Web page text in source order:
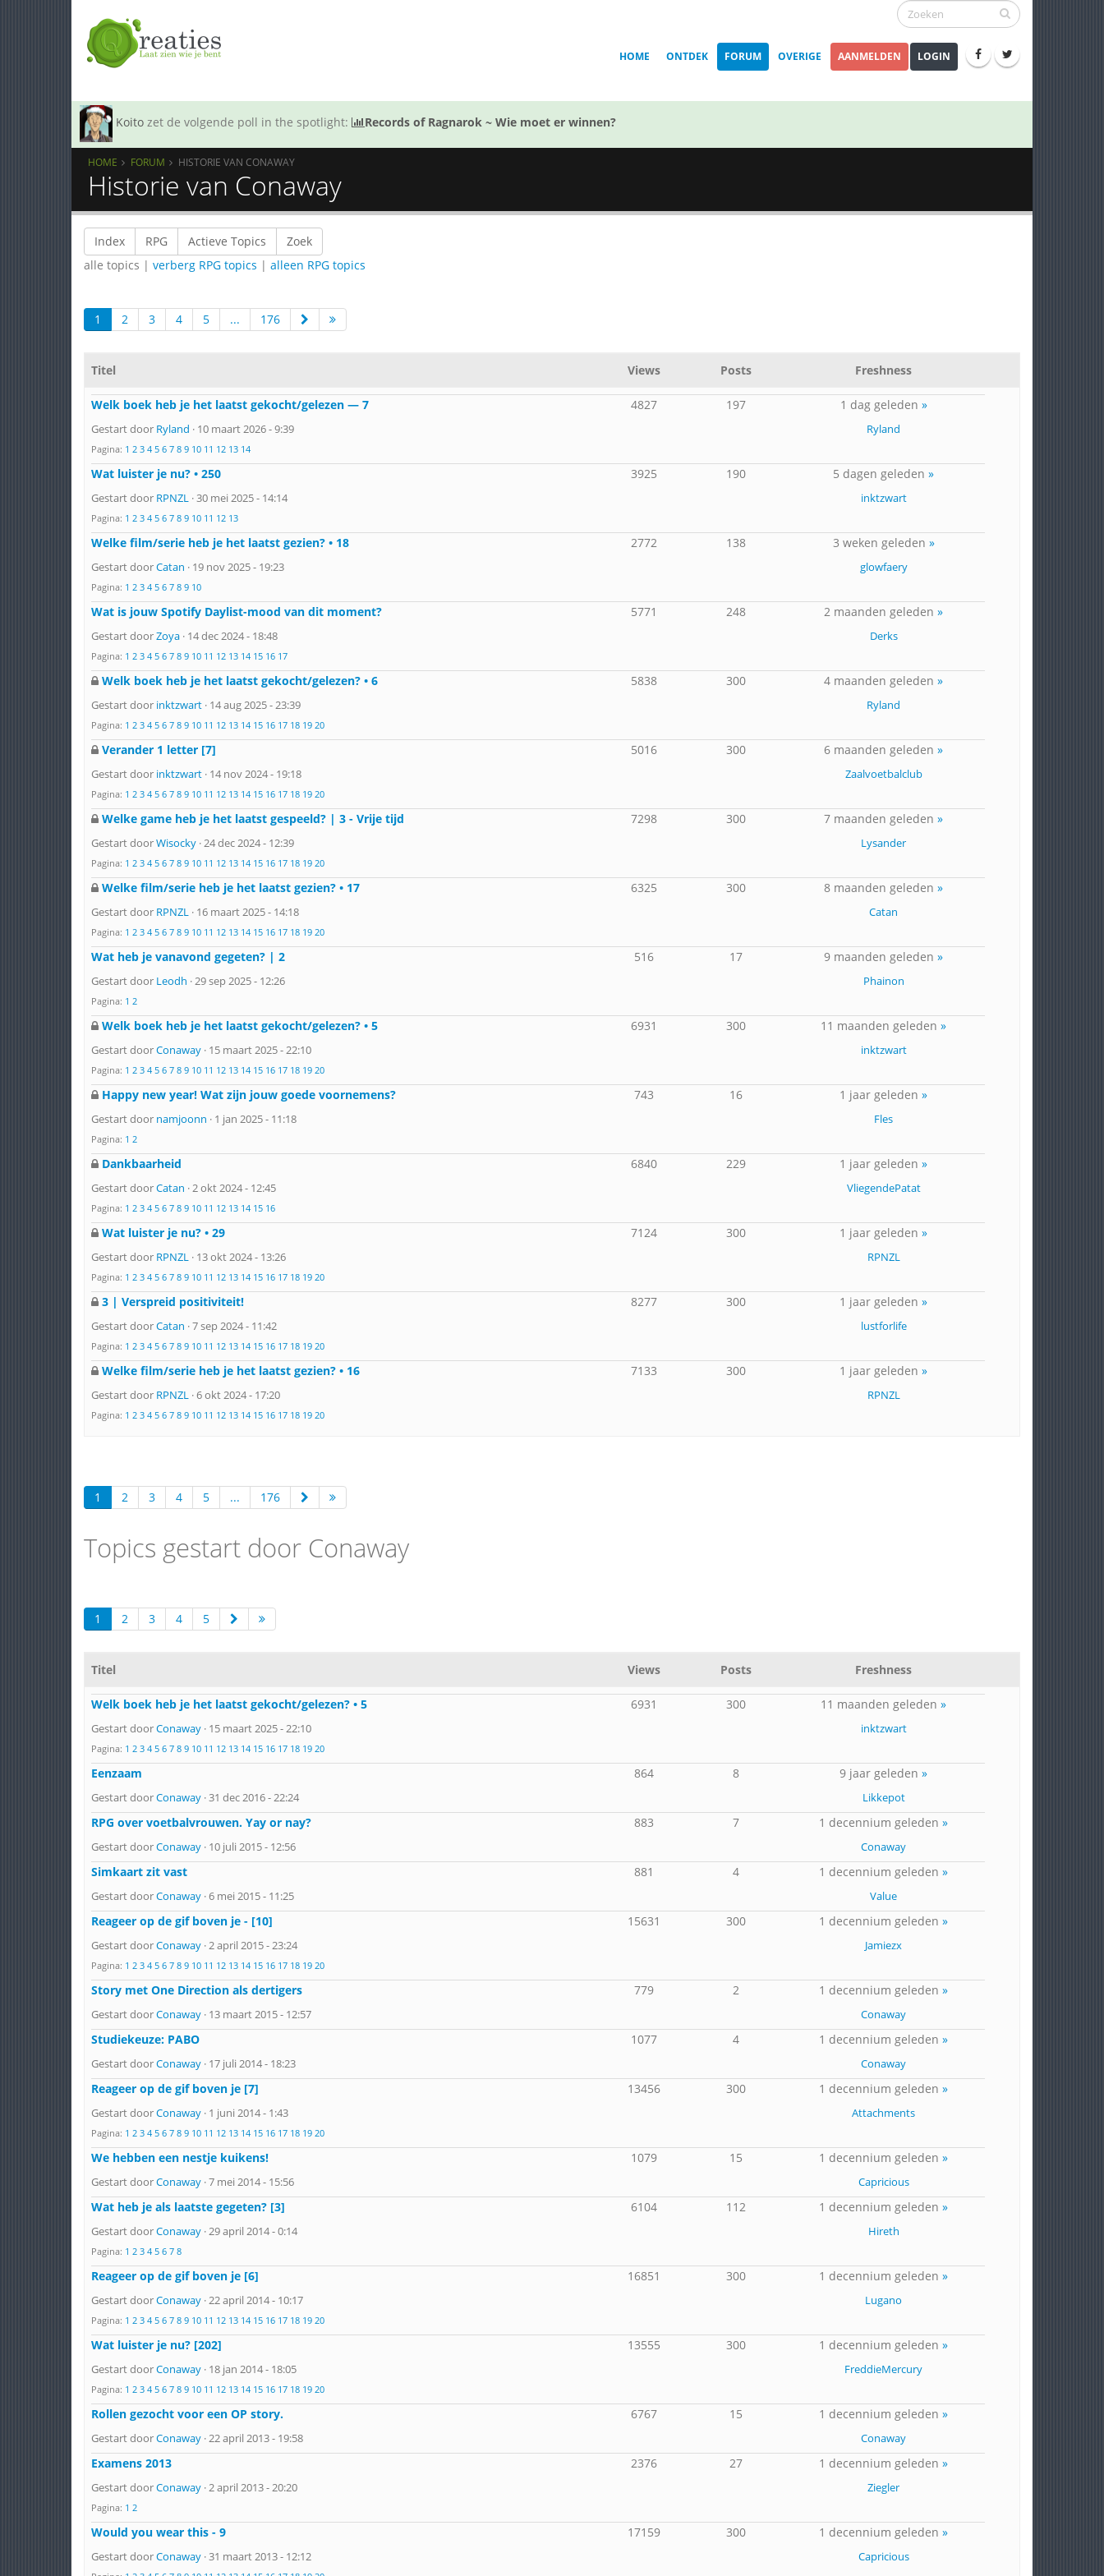
HOME ONTDEK FORUM OVERIGE AANMELDEN LOGIN
Koito zet de volgende poll in the spotlight: Records of Ragnarok ~ Wie moet er winnen?
HOME FORUM HISTORIE VAN CONAWAY
Historie van Conaway
Index RPG Actieve Topics
Zoek
alle topics | verberg RPG topics | alleen RPG topics
1 2 3 4 5 ... 176
Titel Views Posts Freshness
Welk boek heb je het laatst gekocht/gelezen — 7
Gestart door Ryland · 10 maart 2026 - 9:39
Pagina: 1 2 3 4 5 6 7 8 9 10 11 12 13 14
4827 197 1 dag geleden »
Ryland
Wat luister je nu? • 250
Gestart door RPNZL · 30 mei 2025 - 14:14
Pagina: 1 2 3 4 5 6 7 8 9 10 11 12 13
3925 190 5 dagen geleden»
inktzwart
Welke film/serie heb je het laatst gezien? • 18
Gestart doorCatan · 19 nov 2025 - 19:23
Pagina: 1 2 3 4 5 6 7 8 9 10
2772 138 3 weken geleden »
glowfaery
Wat is jouw Spotify Daylist-mood van dit moment?
Gestart doorZoya · 14 dec 2024 - 18:48
Pagina: 1 2 3 4 5 6 7 8 9 10 11 12 13 14 15 16 17
5771 248 2 maanden geleden»
Derks
Welk boek heb je het laatst gekocht/gelezen? • 6
Gestart door inktzwart · 14 aug 2025 - 23:39
Pagina: 1 2 3 4 5 6 7 8 9 10 11 12 13 14 15 16 17 18 19 20
5838 300 4 maanden geleden»
Ryland
Verander 1 letter [7]
Gestart door inktzwart · 14 nov 2024 - 19:18
Pagina: 1 2 3 4 5 6 7 8 9 10 11 12 13 14 15 16 17 18 19 20
5016 300 6 maanden geleden»
Zaalvoetbalclub
Welke game heb je het laatst gespeeld? | 3 - Vrije tijd
Gestart doorWisocky · 24 dec 2024 - 12:39
Pagina: 1 2 3 4 5 6 7 8 9 10 11 12 13 14 15 16 17 18 19 20
7298 300 7 maanden geleden»
Lysander
Welke film/serie heb je het laatst gezien? • 17
Gestart door RPNZL · 16 maart 2025 - 14:18
Pagina: 1 2 3 4 5 6 7 8 9 10 11 12 13 14 15 16 17 18 19 20
6325 300 8 maanden geleden»
Catan
Wat heb je vanavond gegeten? | 2
Gestart door Leodh · 29 sep 2025 - 12:26
Pagina: 1 2
516 17 9 maanden geleden»
Phainon
Welk boek heb je het laatst gekocht/gelezen? • 5
Gestart doorConaway · 15 maart 2025 - 22:10
Pagina: 1 2 3 4 5 6 7 8 9 10 11 12 13 14 15 16 17 18 19 20
6931 300 11 maanden geleden»
inktzwart
Happy new year! Wat zijn jouw goede voornemens?
Gestart door namjoonn · 1 jan 2025 - 11:18
Pagina: 1 2
743 16 1 jaar geleden»
Fles
Dankbaarheid
Gestart doorCatan · 2 okt 2024 - 12:45
Pagina: 1 2 3 4 5 6 7 8 9 10 11 12 13 14 15 16
6840 229 1 jaar geleden»
VliegendePatat
Wat luister je nu? • 29
Gestart door RPNZL · 13 okt 2024 - 13:26
Pagina: 1 2 3 4 5 6 7 8 9 10 11 12 13 14 15 16 17 18 19 20
7124 300 1 jaar geleden»
RPNZL
3 | Verspreid positiviteit!
Gestart doorCatan · 7 sep 2024 - 11:42
Pagina: 1 2 3 4 5 6 7 8 9 10 11 12 13 14 15 16 17 18 19 20
8277 300 1 jaar geleden»
lustforlife
Welke film/serie heb je het laatst gezien? • 16
Gestart door RPNZL · 6 okt 2024 - 17:20
Pagina: 1 2 3 4 5 6 7 8 9 10 11 12 13 14 15 16 17 18 19 20
7133 300 1 jaar geleden»
RPNZL
1 2 3 4 5 ... 176
Topics gestart door Conaway
1 2 3 4 5
Titel Views Posts Freshness
Welk boek heb je het laatst gekocht/gelezen? • 5
Gestart doorConaway · 15 maart 2025 - 22:10
Pagina: 1 2 3 4 5 6 7 8 9 10 11 12 13 14 15 16 17 18 19 20
6931 300 11 maanden geleden»
inktzwart
Eenzaam
Gestart doorConaway · 31 dec 2016 - 22:24
864 8 9 jaar geleden»
Likkepot
RPG over voetbalvrouwen. Yay or nay?
Gestart doorConaway · 10 juli 2015 - 12:56
883 7 1 decennium geleden»
Conaway
Simkaart zit vast
Gestart doorConaway · 6 mei 2015 - 11:25
881 4 1 decennium geleden»
Value
Reageer op de gif boven je - [10]
Gestart doorConaway · 2 april 2015 - 23:24
Pagina: 1 2 3 4 5 6 7 8 9 10 11 12 13 14 15 16 17 18 19 20
15631 300 1 decennium geleden»
Jamiezx
Story met One Direction als dertigers
Gestart doorConaway · 13 maart 2015 - 12:57
779 2 1 decennium geleden»
Conaway
Studiekeuze: PABO
Gestart doorConaway · 17 juli 2014 - 18:23
1077 4 1 decennium geleden»
Conaway
Reageer op de gif boven je [7]
Gestart doorConaway · 1 juni 2014 - 1:43
Pagina: 1 2 3 4 5 6 7 8 9 10 11 12 13 14 15 16 17 18 19 20
13456 300 1 decennium geleden»
Attachments
We hebben een nestje kuikens!
Gestart doorConaway · 7 mei 2014 - 15:56
1079 15 1 decennium geleden»
Capricious
Wat heb je als laatste gegeten? [3]
Gestart doorConaway · 29 april 2014 - 0:14
Pagina: 1 2 3 4 5 6 7 8
6104 112 1 decennium geleden»
Hireth
Reageer op de gif boven je [6]
Gestart doorConaway · 22 april 2014 - 10:17
Pagina: 1 2 3 4 5 6 7 8 9 10 11 12 13 14 15 16 17 18 19 20
16851 300 1 decennium geleden»
Lugano
Wat luister je nu? [202]
Gestart doorConaway · 18 jan 2014 - 18:05
Pagina: 1 2 3 4 5 6 7 8 9 10 11 12 13 14 15 16 17 18 19 20
13555 300 1 decennium geleden»
FreddieMercury
Rollen gezocht voor een OP story.
Gestart doorConaway · 22 april 2013 - 19:58
6767 15 1 decennium geleden»
Conaway
Examens 2013
Gestart doorConaway · 2 april 2013 - 20:20
Pagina: 1 2
2376 27 1 decennium geleden»
Ziegler
Would you wear this - 9
Gestart doorConaway · 31 maart 2013 - 12:12
17159 300 1 decennium geleden»
Capricious